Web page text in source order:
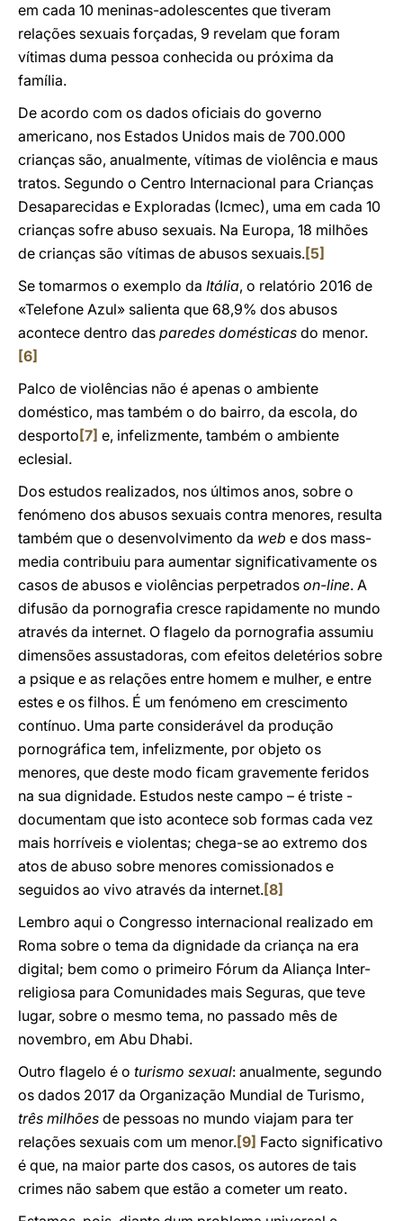
em cada 10 meninas-adolescentes que tiveram
relações sexuais forçadas, 9 revelam que foram
vítimas duma pessoa conhecida ou próxima da
família.
De acordo com os dados oficiais do governo
americano, nos Estados Unidos mais de 700.000
crianças são, anualmente, vítimas de violência e maus
tratos. Segundo o Centro Internacional para Crianças
Desaparecidas e Exploradas (Icmec), uma em cada 10
crianças sofre abuso sexuais. Na Europa, 18 milhões
de crianças são vítimas de abusos sexuais.[5]
Se tomarmos o exemplo da Itália, o relatório 2016 de
«Telefone Azul» salienta que 68,9% dos abusos
acontece dentro das paredes domésticas do menor.
[6]
Palco de violências não é apenas o ambiente
doméstico, mas também o do bairro, da escola, do
desporto [7] e, infelizmente, também o ambiente
eclesial.
Dos estudos realizados, nos últimos anos, sobre o
fenómeno dos abusos sexuais contra menores, resulta
também que o desenvolvimento da web e dos mass-
media contribuiu para aumentar significativamente os
casos de abusos e violências perpetrados on-line. A
difusão da pornografia cresce rapidamente no mundo
através da internet. O flagelo da pornografia assumiu
dimensões assustadoras, com efeitos deletérios sobre
a psique e as relações entre homem e mulher, e entre
estes e os filhos. É um fenómeno em crescimento
contínuo. Uma parte considerável da produção
pornográfica tem, infelizmente, por objeto os
menores, que deste modo ficam gravemente feridos
na sua dignidade. Estudos neste campo – é triste -
documentam que isto acontece sob formas cada vez
mais horríveis e violentas; chega-se ao extremo dos
atos de abuso sobre menores comissionados e
seguidos ao vivo através da internet.[8]
Lembro aqui o Congresso internacional realizado em
Roma sobre o tema da dignidade da criança na era
digital; bem como o primeiro Fórum da Aliança Inter-
religiosa para Comunidades mais Seguras, que teve
lugar, sobre o mesmo tema, no passado mês de
novembro, em Abu Dhabi.
Outro flagelo é o turismo sexual: anualmente, segundo
os dados 2017 da Organização Mundial de Turismo,
três milhões de pessoas no mundo viajam para ter
relações sexuais com um menor.[9] Facto significativo
é que, na maior parte dos casos, os autores de tais
crimes não sabem que estão a cometer um reato.